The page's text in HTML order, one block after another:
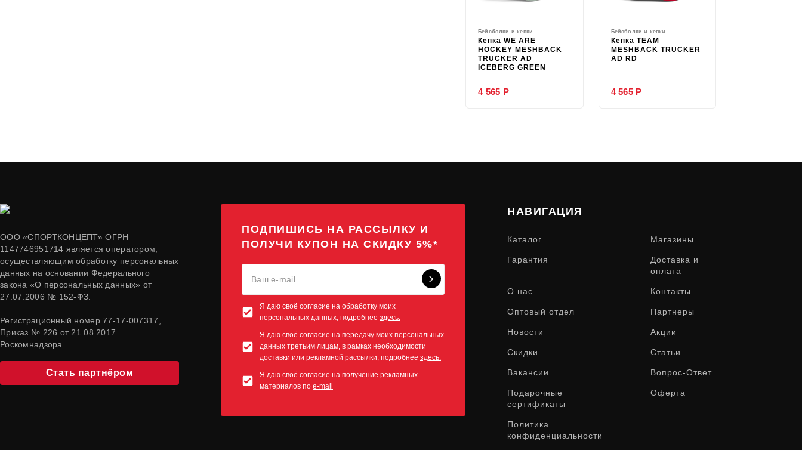
Бейсболки и кепки
Кепка WE ARE
HOCKEY MESHBACK
TRUCKER AD
ICEBERG GREEN
4 565 Р
Бейсболки и кепки
Кепка TEAM
MESHBACK TRUCKER
AD RD
4 565 Р
ООО «СПОРТКОНЦЕПТ» ОГРН
1147746951714 является оператором,
осуществляющим обработку персональных
данных на основании Федерального
закона «О персональных данных» от
27.07.2006 № 152-ФЗ.
Регистрационный номер 77-17-007317,
Приказ № 226 от 21.08.2017
Роскомнадзора.
Стать партнёром
ПОДПИШИСЬ НА РАССЫЛКУ И
ПОЛУЧИ КУПОН НА СКИДКУ 5%*
Я даю своё согласие на обработку моих
персональных данных, подробнее здесь.
Я даю своё согласие на передачу моих персональных
данных третьим лицам, в рамках необходимости
доставки или рекламной рассылки, подробнее здесь.
Я даю своё согласие на получение рекламных
материалов по e-mail
НАВИГАЦИЯ
Каталог Магазины
Гарантия
Доставка и
оплата
О нас Контакты
Оптовый отдел Партнеры
Новости Акции
Скидки Статьи
Вакансии Вопрос-Ответ
Подарочные
сертификаты
Оферта
Политика
конфиденциальности